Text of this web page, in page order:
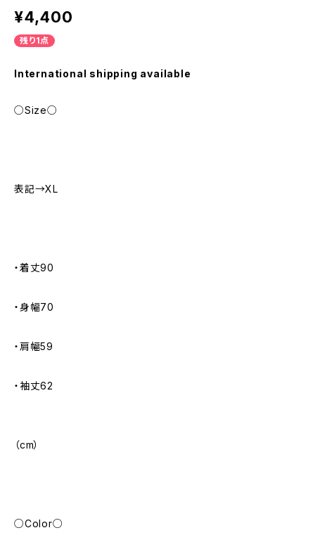
¥4,400
残り1点
International shipping available
○Size○
表記→XL
・着丈90
・身幅70
・肩幅59
・袖丈62
（cm）
○Color○